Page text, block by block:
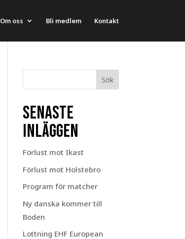
Om oss Bli medlem Kontakt
Sök
Senaste
inläggen
Förlust mot Ikast
Förlust mot Holstebro
Program för matcher
Ny danska kommer till
Boden
Lottning EHF European